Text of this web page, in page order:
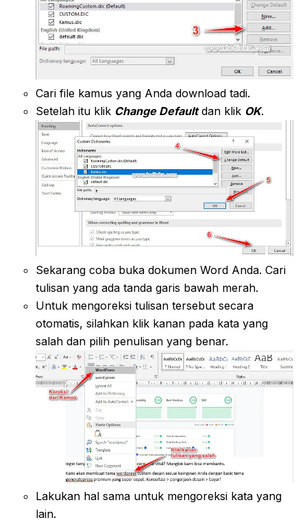
Cari file kamus yang Anda download tadi.
Setelah itu klik Change Defaultdan klik OK.
Sekarang coba buka dokumen Word Anda. Cari
tulisan yang ada tanda garis bawah merah.
Untuk mengoreksi tulisan tersebut secara
otomatis, silahkan klik kanan pada kata yang
salah dan pilih penulisan yang benar.
Lakukan hal sama untuk mengoreksi kata yang
lain.